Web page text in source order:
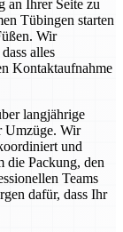
an Ihrer Seite zu
Tübingen starten
Wir
alles
Kontaktaufnahme
langjährige
Umzüge. Wir
und
die Packung, den
Teams
dafür, dass Ihr